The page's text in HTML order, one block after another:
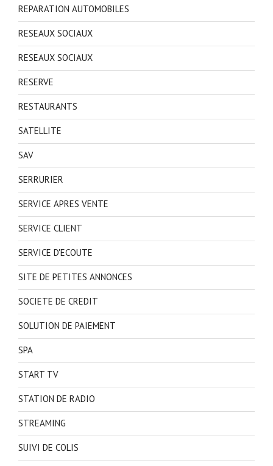
REPARATION AUTOMOBILES
RESEAUX SOCIAUX
RESEAUX SOCIAUX
RESERVE
RESTAURANTS
SATELLITE
SAV
SERRURIER
SERVICE APRES VENTE
SERVICE CLIENT
SERVICE D'ECOUTE
SITE DE PETITES ANNONCES
SOCIETE DE CREDIT
SOLUTION DE PAIEMENT
SPA
START TV
STATION DE RADIO
STREAMING
SUIVI DE COLIS